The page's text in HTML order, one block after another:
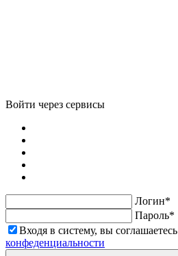
Войти через сервисы
Логин*
Пароль*
Входя в систему, вы соглашаетесь
конфеденциальности